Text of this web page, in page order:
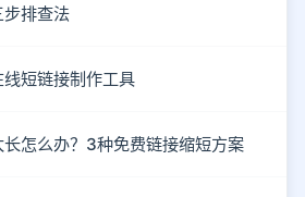
排查法
短链接制作工具
长怎么办？3种免费链接缩短方案